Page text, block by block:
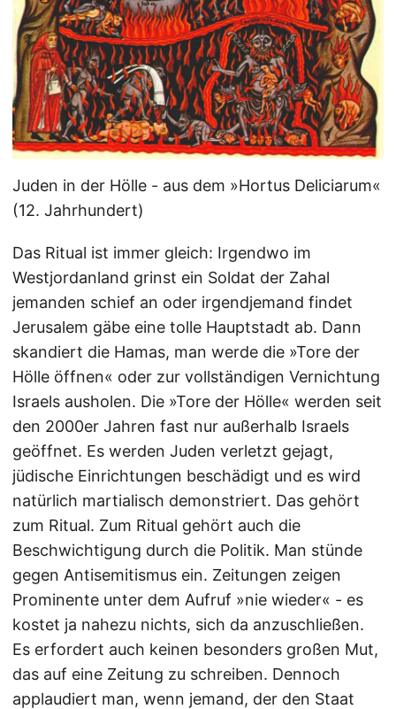
Juden in der Hölle - aus dem »Hortus Deliciarum«
(12. Jahrhundert)
Das Ritual ist immer gleich: Irgendwo im
Westjordanland grinst ein Soldat der Zahal
jemanden schief an oder irgendjemand findet
Jerusalem gäbe eine tolle Hauptstadt ab. Dann
skandiert die Hamas, man werde die »Tore der
Hölle öffnen« oder zur vollständigen Vernichtung
Israels ausholen. Die »Tore der Hölle« werden seit
den 2000er Jahren fast nur außerhalb Israels
geöffnet. Es werden Juden verletzt gejagt,
jüdische Einrichtungen beschädigt und es wird
natürlich martialisch demonstriert. Das gehört
zum Ritual. Zum Ritual gehört auch die
Beschwichtigung durch die Politik. Man stünde
gegen Antisemitismus ein. Zeitungen zeigen
Prominente unter dem Aufruf »nie wieder« - es
kostet ja nahezu nichts, sich da anzuschließen.
Es erfordert auch keinen besonders großen Mut,
das auf eine Zeitung zu schreiben. Dennoch
applaudiert man, wenn jemand, der den Staat